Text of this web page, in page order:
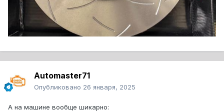
Automaster71
Опубликовано 26 января, 2025
А на машине вообще шикарно: